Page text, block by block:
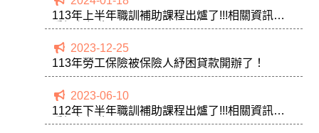
113年上半年職訓補助課程出爐了!!!相關資訊請
看課程招生
2023-12-25
113年勞工保險被保險人紓困貸款開辦了！
2023-06-10
112年下半年職訓補助課程出爐了!!!相關資訊請
看課程招生